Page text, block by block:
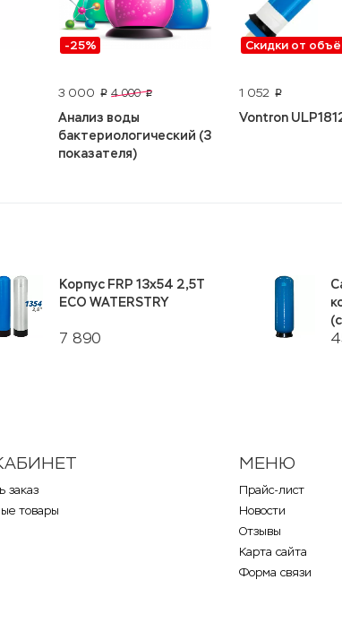
-25%
3 000 p 4 000 p
Анализ воды
бактериологический (3
показателя)
Скидки от
1 052 p
Vontron
7 890
Корпус FRP 13х54 2,5Т
ECO WATERSTRY
заказ
товары
МЕНЮ
Прайс-лист
Новости
Отзывы
Карта сайта
Форма связи